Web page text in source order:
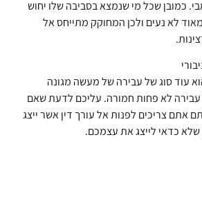
כמובן שכל מי שנמצא בסביבה שלו יחוש
לא נעים ולכן המחוקק מתייחס אל
עוד סוג של עבירה של מעשה מגונה
עבירה לא פחות חמורה. עליכם לדעת שאם
אתם צריכים לפנות אל עורך דין אשר ייצג
שלא כדאי לייצג את עצמכם.